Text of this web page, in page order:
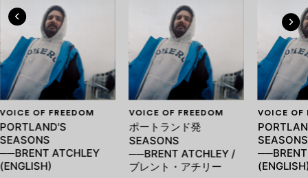
VOICE OF FREEDOM
PORTLAND'S
SEASONS
──BRENT ATCHLEY
(ENGLISH)
VOICE OF FREEDOM
ポートランド発
SEASONS
──BRENT ATCHLEY /
ブレント・アチリー
VOICE OF
SEASONS